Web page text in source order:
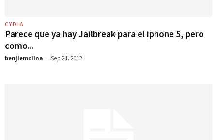
CYDIA
Parece que ya hay Jailbreak para el iphone 5, pero
como...
benjiemolina - Sep 21, 2012